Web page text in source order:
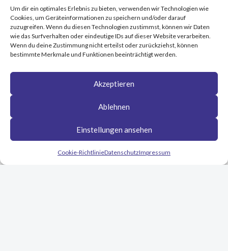
Um dir ein optimales Erlebnis zu bieten, verwenden wir Technologien wie
Cookies, um Geräteinformationen zu speichern und/oder darauf
zuzugreifen. Wenn du diesen Technologien zustimmst, können wir Daten
wie das Surfverhalten oder eindeutige IDs auf dieser Website verarbeiten.
Wenn du deine Zustimmung nicht erteilst oder zurückziehst, können
bestimmte Merkmale und Funktionen beeinträchtigt werden.
Akzeptieren
Ablehnen
Einstellungen ansehen
Cookie-RichtlinieDatenschutzImpressum
© SteriTec® Medizintechnik